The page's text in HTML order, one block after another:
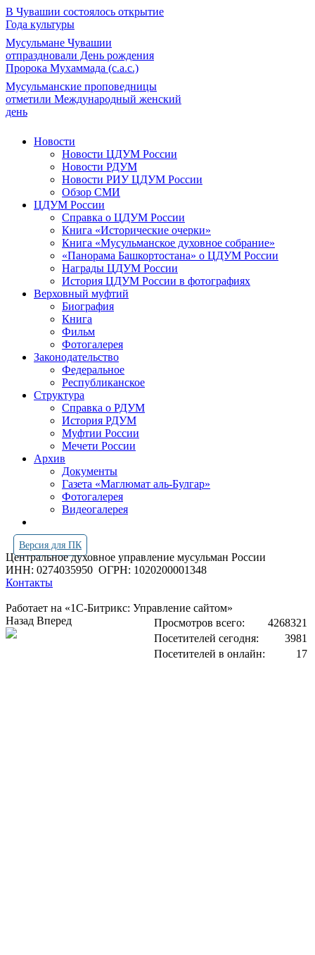
В Чувашии состоялось открытие
Года культуры
Мусульмане Чувашии
отпраздновали День рождения
Пророка Мухаммада (с.а.с.)
Мусульманские проповедницы
отметили Международный женский
день
Новости
Новости ЦДУМ России
Новости РДУМ
Новости РИУ ЦДУМ России
Обзор СМИ
ЦДУМ России
Справка о ЦДУМ России
Книга «Исторические очерки»
Книга «Мусульманское духовное собрание»
«Панорама Башкортостана» о ЦДУМ России
Награды ЦДУМ России
История ЦДУМ России в фотографиях
Верховный муфтий
Биография
Книга
Фильм
Фотогалерея
Законодательство
Федеральное
Республиканское
Структура
Справка о РДУМ
История РДУМ
Муфтии России
Мечети России
Архив
Документы
Газета «Маглюмат аль-Булгар»
Фотогалерея
Видеогалерея
Версия для ПК
Центральное духовное управление мусульман России
ИНН: 0274035950 ОГРН: 1020200001348
Контакты
Работает на «1С-Битрикс: Управление сайтом»
Просмотров всего:
4268321
Посетителей сегодня:
3981
Посетителей в онлайн:
17
Назад Вперед